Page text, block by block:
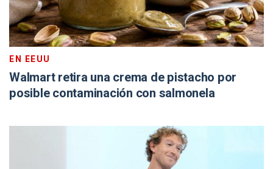
EN EEUU
Walmart retira una crema de pistacho por
posible contaminación con salmonela